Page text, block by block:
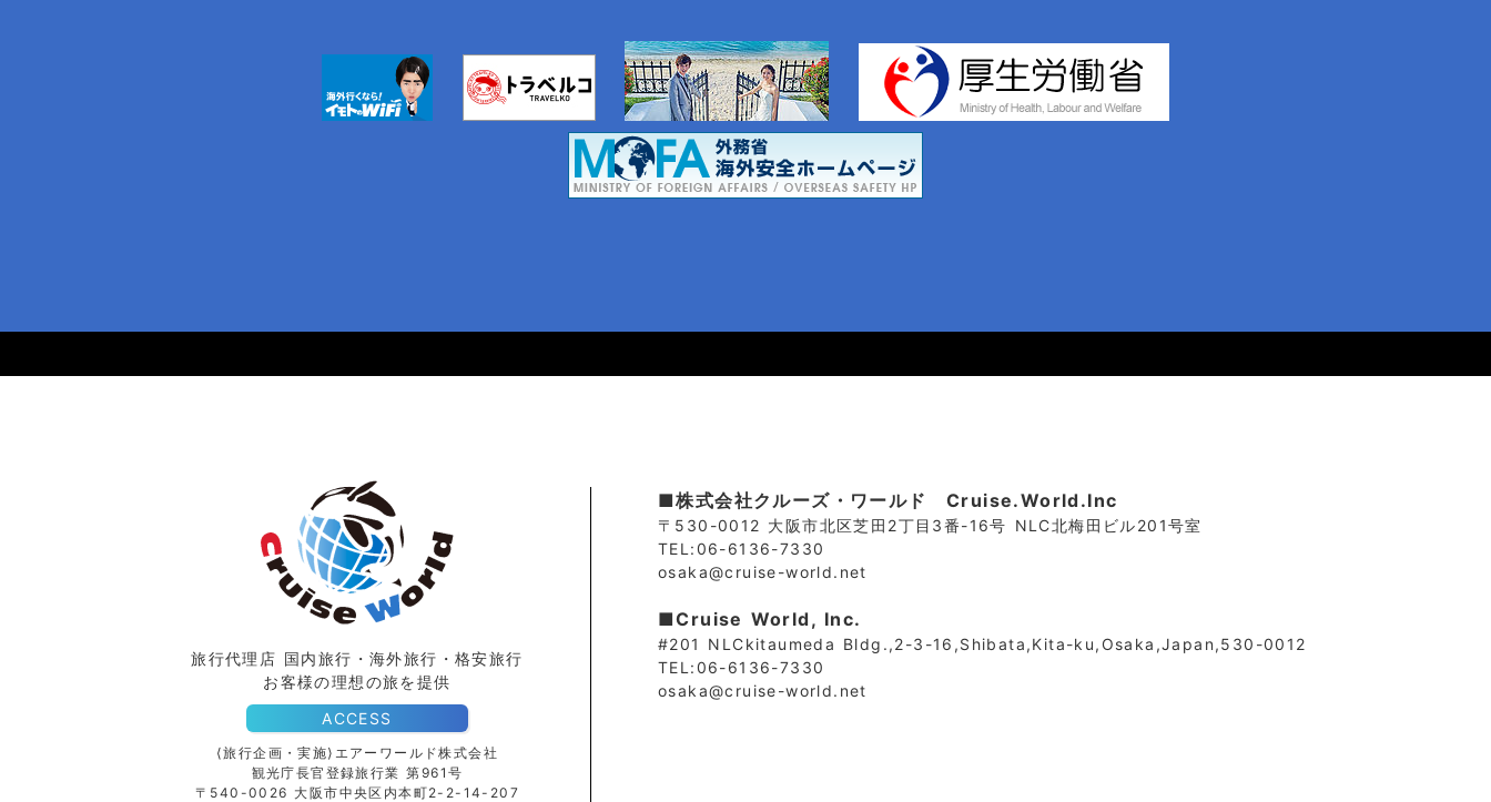
旅行代理店 国内旅行・海外旅行・格安旅行
お客様の理想の旅を提供
ACCESS
⟨旅行企画・実施⟩エアーワールド株式会社
観光庁長官登録旅行業 第961号
〒540-0026 大阪市中央区内本町2-2-14-207
■株式会社クルーズ・ワールド Cruise.World.Inc
〒530-0012 大阪市北区芝田2丁目3番-16号 NLC北梅田ビル201号室
TEL:06-6136-7330
osaka@cruise-world.net
■Cruise World, Inc.
#201 NLCkitaumeda Bldg.,2-3-16,Shibata,Kita-ku,Osaka,Japan,530-0012
TEL:06-6136-7330
osaka@cruise-world.net